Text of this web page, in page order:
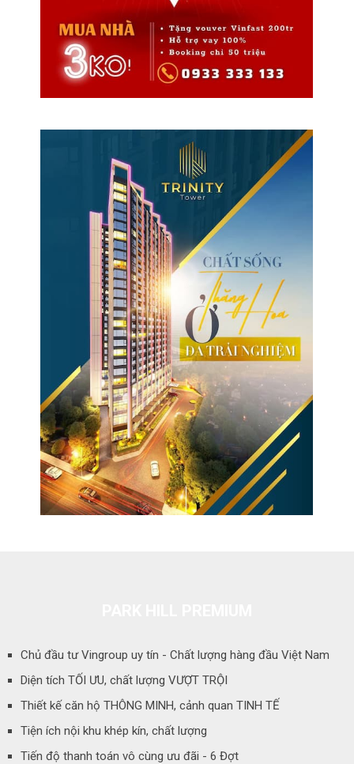
Chủ đầu tư Vingroup uy tín - Chất lượng hàng đầu Việt Nam
Diện tích TỐI ƯU, chất lượng VƯỢT TRỘI
Thiết kế căn hộ THÔNG MINH, cảnh quan TINH TẾ
Tiện ích nội khu khép kín, chất lượng
Tiến độ thanh toán vô cùng ưu đãi - 6 Đợt